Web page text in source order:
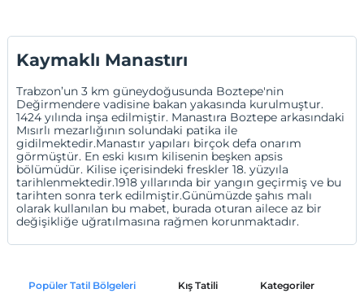
Kaymaklı Manastırı
Trabzon’un 3 km güneydoğusunda Boztepe'nin
Değirmendere vadisine bakan yakasında kurulmuştur.
1424 yılında inşa edilmiştir. Manastıra Boztepe arkasındaki
Mısırlı mezarlığının solundaki patika ile
gidilmektedir.Manastır yapıları birçok defa onarım
görmüştür. En eski kısım kilisenin beşken apsis
bölümüdür. Kilise içerisindeki freskler 18. yüzyıla
tarihlenmektedir.1918 yıllarında bir yangın geçirmiş ve bu
tarihten sonra terk edilmiştir.Günümüzde şahıs malı
olarak kullanılan bu mabet, burada oturan ailece az bir
değişikliğe uğratılmasına rağmen korunmaktadır.
Popüler Tatil Bölgeleri Kış Tatili Kategoriler